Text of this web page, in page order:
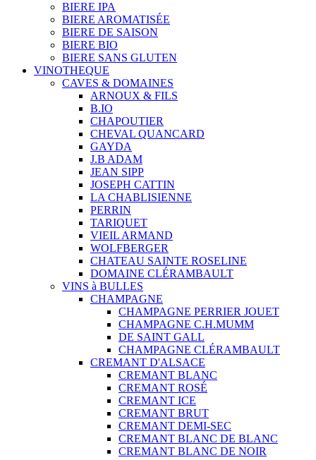
BIERE IPA
BIERE AROMATISÉE
BIERE DE SAISON
BIERE BIO
BIERE SANS GLUTEN
VINOTHEQUE
CAVES & DOMAINES
ARNOUX & FILS
B.IO
CHAPOUTIER
CHEVAL QUANCARD
GAYDA
J.B ADAM
JEAN SIPP
JOSEPH CATTIN
LA CHABLISIENNE
PERRIN
TARIQUET
VIEIL ARMAND
WOLFBERGER
CHATEAU SAINTE ROSELINE
DOMAINE CLÉRAMBAULT
VINS à BULLES
CHAMPAGNE
CHAMPAGNE PERRIER JOUET
CHAMPAGNE C.H.MUMM
DE SAINT GALL
CHAMPAGNE CLÉRAMBAULT
CREMANT D'ALSACE
CREMANT BLANC
CREMANT ROSÉ
CREMANT ICE
CREMANT BRUT
CREMANT DEMI-SEC
CREMANT BLANC DE BLANC
CREMANT BLANC DE NOIR